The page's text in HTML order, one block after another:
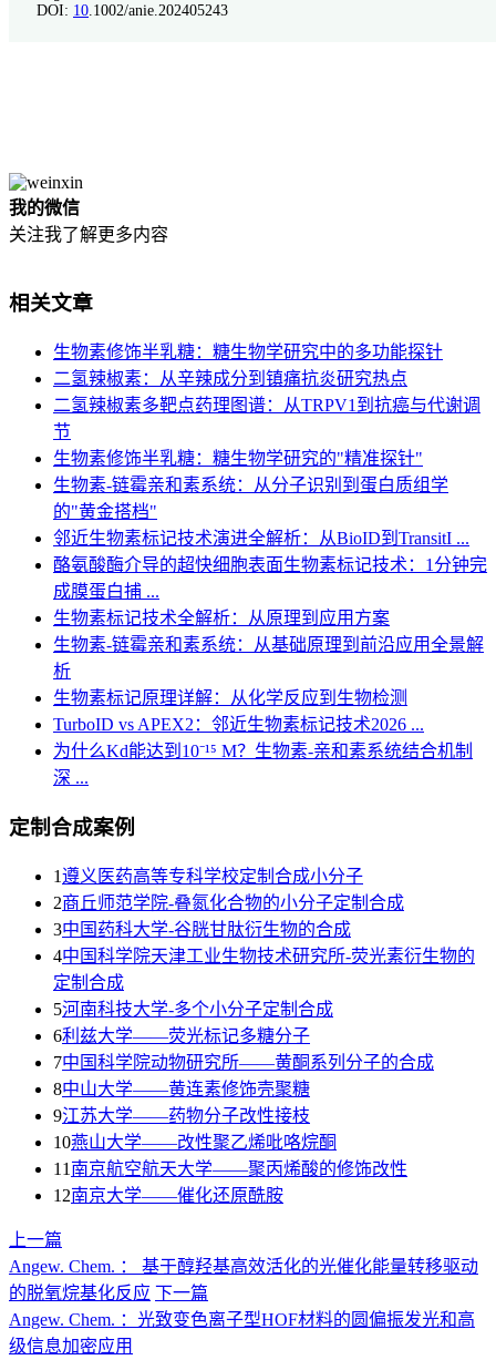
DOI: 10 .1002/anie.202405243
我的微信
关注我了解更多内容
相关文章
生物素修饰半乳糖：糖生物学研究中的多功能探针
二氢辣椒素：从辛辣成分到镇痛抗炎研究热点
二氢辣椒素多靶点药理图谱：从TRPV1到抗癌与代谢调
节
生物素修饰半乳糖：糖生物学研究的"精准探针"
生物素-链霉亲和素系统：从分子识别到蛋白质组学
的"黄金搭档"
邻近生物素标记技术演进全解析：从BioID到TransitI ...
酪氨酸酶介导的超快细胞表面生物素标记技术：1分钟完
成膜蛋白捕 ...
生物素标记技术全解析：从原理到应用方案
生物素-链霉亲和素系统：从基础原理到前沿应用全景解
析
生物素标记原理详解：从化学反应到生物检测
TurboID vs APEX2：邻近生物素标记技术2026 ...
为什么Kd能达到10⁻¹⁵ M？生物素-亲和素系统结合机制
深 ...
定制合成案例
1遵义医药高等专科学校定制合成小分子
2商丘师范学院-叠氮化合物的小分子定制合成
3​中国药科大学-谷胱甘肽衍生物的合成
4中国科学院天津工业生物技术研究所-荧光素衍生物的
定制合成
5河南科技大学-多个小分子定制合成
6利兹大学——荧光标记多糖分子
7中国科学院动物研究所——黄酮系列分子的合成
8中山大学——黄连素修饰壳聚糖
9江苏大学——药物分子改性接枝
10燕山大学——改性聚乙烯吡咯烷酮
11 南京航空航天大学——聚丙烯酸的修饰改性
12南京大学——催化还原酰胺
上一篇
Angew. Chem. ： 基于醇羟基高效活化的光催化能量转移驱动
的脱氧烷基化反应 下一篇
Angew. Chem. ：光致变色离子型HOF材料的圆偏振发光和高
级信息加密应用